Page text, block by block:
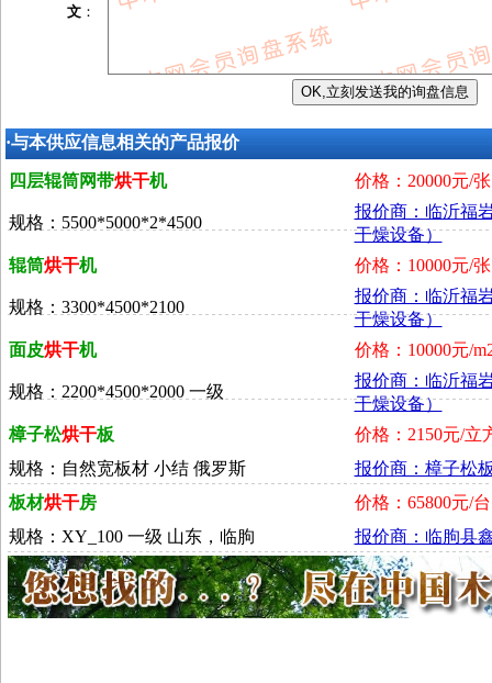
文 ：
·与本供应信息相关的产品报价
四层辊筒网带烘干机 价格：20000元/张
规格：5500*5000*2*4500
报价商：临沂福
干燥设备）
辊筒烘干机 价格：10000元/张
规格：3300*4500*2100
报价商：临沂福
干燥设备）
面皮烘干机 价格：10000元/
规格：2200*4500*2000 一级
报价商：临沂福
干燥设备）
樟子松烘干板
价格：2150元/立
规格：自然宽板材 小结 俄罗斯
报价商：樟子松
板材烘干房
价格：65800元/台
规格：XY_100 一级 山东，临朐
报价商：临朐县